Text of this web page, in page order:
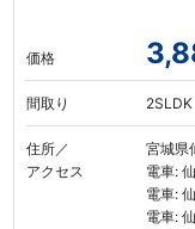
価格
間取り 2SLDK
住所／
アクセス
宮城県
電車:
電車:
電車: